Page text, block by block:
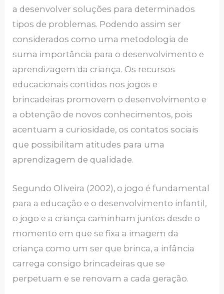
a desenvolver soluções para determinados
tipos de problemas. Podendo assim ser
considerados como uma metodologia de
suma importância para o desenvolvimento e
aprendizagem da criança. Os recursos
educacionais contidos nos jogos e
brincadeiras promovem o desenvolvimento e
a obtenção de novos conhecimentos, pois
acentuam a curiosidade, os contatos sociais
que possibilitam atitudes para uma
aprendizagem de qualidade.
Segundo Oliveira (2002), o jogo é fundamental
para a educação e o desenvolvimento infantil,
o jogo e a criança caminham juntos desde o
momento em que se fixa a imagem da
criança como um ser que brinca, a infância
carrega consigo brincadeiras que se
perpetuam e se renovam a cada geração.